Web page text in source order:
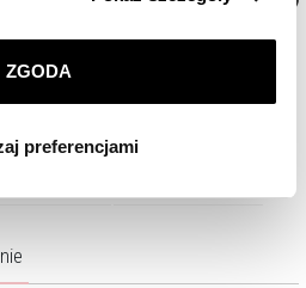
znajdziesz wPolityce
wybrać jaki rodzaj plików
ZGODA
preferencjami
Zegarek męski Aztorin